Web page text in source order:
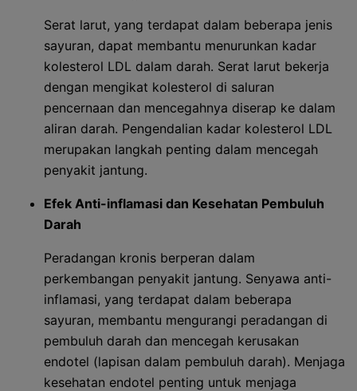
Serat larut, yang terdapat dalam beberapa jenis
sayuran, dapat membantu menurunkan kadar
kolesterol LDL dalam darah. Serat larut bekerja
dengan mengikat kolesterol di saluran
pencernaan dan mencegahnya diserap ke dalam
aliran darah. Pengendalian kadar kolesterol LDL
merupakan langkah penting dalam mencegah
penyakit jantung.
Efek Anti-inflamasi dan Kesehatan Pembuluh
Darah
Peradangan kronis berperan dalam
perkembangan penyakit jantung. Senyawa anti-
inflamasi, yang terdapat dalam beberapa
sayuran, membantu mengurangi peradangan di
pembuluh darah dan mencegah kerusakan
endotel (lapisan dalam pembuluh darah). Menjaga
kesehatan endotel penting untuk menjaga